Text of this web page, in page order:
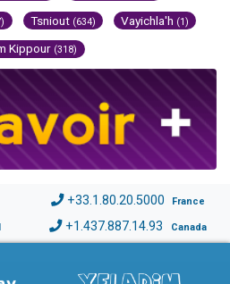
Tsniout (634) Vayichla'h (1)
Kippour (318)
+33.1.80.20.5000 France
+1.437.887.14.93 Canada